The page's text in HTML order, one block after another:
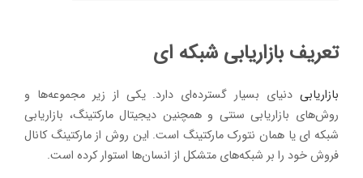
تعریف بازاریابی شبکه ای
بازاریابی دنیای بسیار گسترده‌ای دارد. یکی از زیر مجموعه‌ها و
روش‌های بازاریابی سنتی و همچنین دیجیتال مارکتینگ، بازاریابی
شبکه ای یا همان نتورک مارکتینگ است. این روش از مارکتینگ کانال
فروش خود را بر شبکه‌های متشکل از انسان‌ها استوار کرده است.